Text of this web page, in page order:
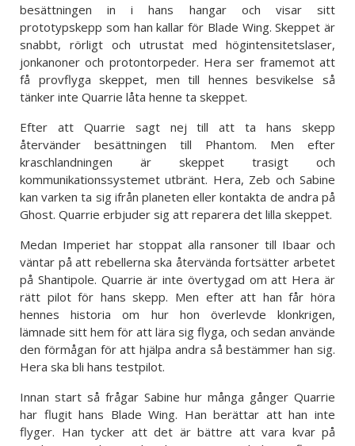
besättningen in i hans hangar och visar sitt
prototypskepp som han kallar för Blade Wing. Skeppet är
snabbt, rörligt och utrustat med högintensitetslaser,
jonkanoner och protontorpeder. Hera ser framemot att
få provflyga skeppet, men till hennes besvikelse så
tänker inte Quarrie låta henne ta skeppet.
Efter att Quarrie sagt nej till att ta hans skepp
återvänder besättningen till Phantom. Men efter
kraschlandningen är skeppet trasigt och
kommunikationssystemet utbränt. Hera, Zeb och Sabine
kan varken ta sig ifrån planeten eller kontakta de andra på
Ghost. Quarrie erbjuder sig att reparera det lilla skeppet.
Medan Imperiet har stoppat alla ransoner till Ibaar och
väntar på att rebellerna ska återvända fortsätter arbetet
på Shantipole. Quarrie är inte övertygad om att Hera är
rätt pilot för hans skepp. Men efter att han får höra
hennes historia om hur hon överlevde klonkrigen,
lämnade sitt hem för att lära sig flyga, och sedan använde
den förmågan för att hjälpa andra så bestämmer han sig.
Hera ska bli hans testpilot.
Innan start så frågar Sabine hur många gånger Quarrie
har flugit hans Blade Wing. Han berättar att han inte
flyger. Han tycker att det är bättre att vara kvar på